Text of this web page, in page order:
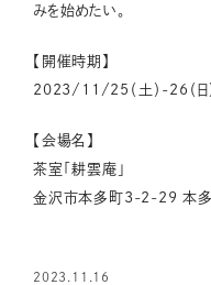
みを始めたい。
【開催時期】
2023/11/25（土）-26（日
【会場名】
茶室「耕雲庵」
金沢市本多町3-2-29 本多
2023.11.16